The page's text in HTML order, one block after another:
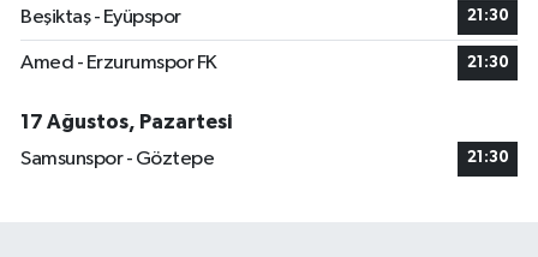
Beşiktaş - Eyüpspor 21:30
Amed - Erzurumspor FK 21:30
17 Ağustos, Pazartesi
Samsunspor - Göztepe
21:30